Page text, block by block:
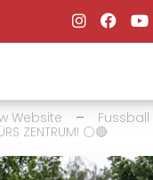
Website
Fussball
ZENTRUM! ⚪🔴